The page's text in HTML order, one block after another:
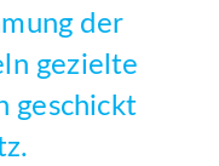
der
gezielte
geschickt